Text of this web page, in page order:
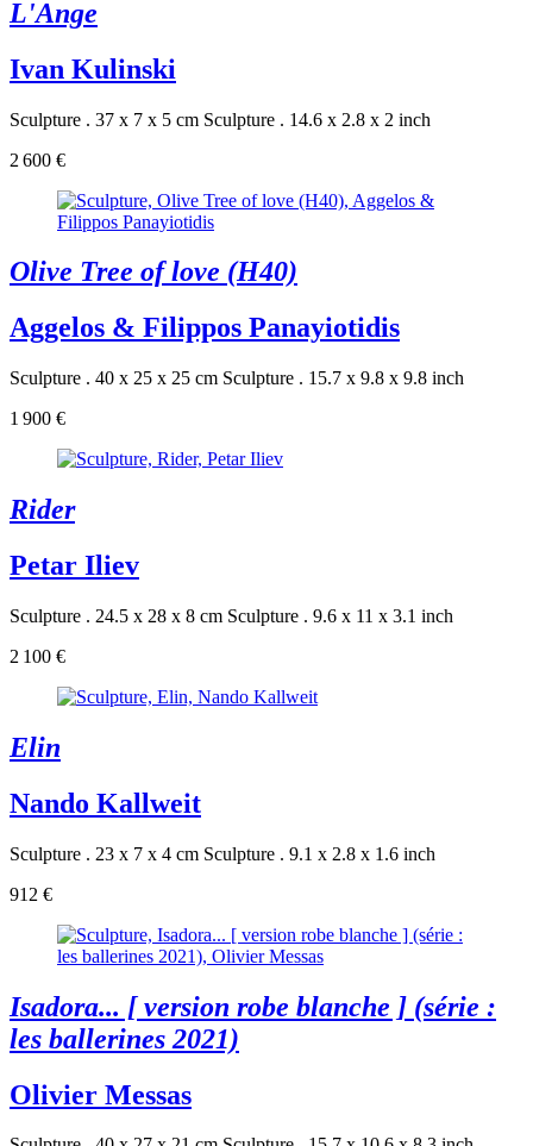
L'Ange
Ivan Kulinski
Sculpture . 37 x 7 x 5 cm Sculpture . 14.6 x 2.8 x 2 inch
2 600 €
Olive Tree of love (H40)
Aggelos & Filippos Panayiotidis
Sculpture . 40 x 25 x 25 cm Sculpture . 15.7 x 9.8 x 9.8 inch
1 900 €
Rider
Petar Iliev
Sculpture . 24.5 x 28 x 8 cm Sculpture . 9.6 x 11 x 3.1 inch
2 100 €
Elin
Nando Kallweit
Sculpture . 23 x 7 x 4 cm Sculpture . 9.1 x 2.8 x 1.6 inch
912 €
Isadora... [ version robe blanche ] (série :
les ballerines 2021)
Olivier Messas